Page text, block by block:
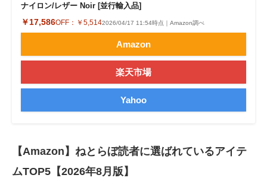
ナイロン/レザー Noir [並行輸入品]
￥17,586OFF： ￥5,5142026/04/17 11:54時点｜Amazon調べ
Amazon
楽天市場
Yahoo
【Amazon】ねとらぼ読者に選ばれているアイテ
ムTOP5【2026年8月版】